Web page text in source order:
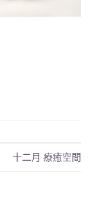
十二月 療癒空間